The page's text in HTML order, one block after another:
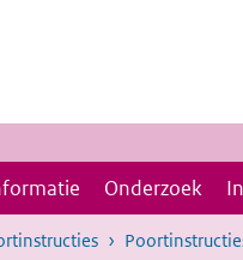
Onderzoek